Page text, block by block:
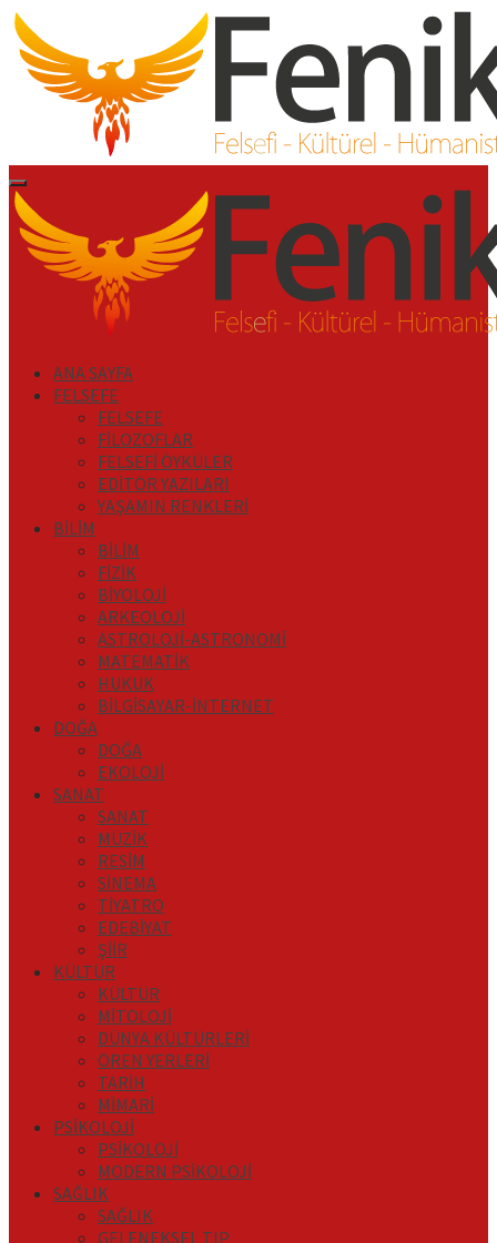
İçeriği
Geç
Primary
Menu
ANA SAYFA
FELSEFE
FELSEFE
FİLOZOFLAR
FELSEFİ ÖYKÜLER
EDİTÖR YAZILARI
YAŞAMIN RENKLERİ
BİLİM
BİLİM
FİZİK
BİYOLOJİ
ARKEOLOJİ
ASTROLOJİ-ASTRONOMİ
MATEMATİK
HUKUK
BİLGİSAYAR-İNTERNET
DOĞA
DOĞA
EKOLOJİ
SANAT
SANAT
MÜZİK
RESİM
SİNEMA
TİYATRO
EDEBİYAT
ŞİİR
KÜLTÜR
KÜLTÜR
MİTOLOJİ
DÜNYA KÜLTÜRLERİ
ÖREN YERLERİ
TARİH
MİMARİ
PSİKOLOJİ
PSİKOLOJİ
MODERN PSİKOLOJİ
SAĞLIK
SAĞLIK
GELENEKSEL TIP